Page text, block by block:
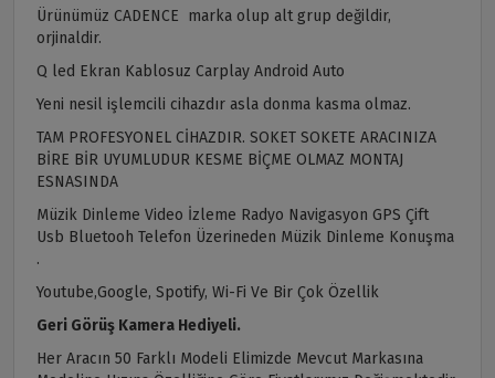
Ürünümüz CADENCE marka olup alt grup değildir,
orjinaldir.
Q led Ekran Kablosuz Carplay Android Auto
Yeni nesil işlemcili cihazdır asla donma kasma olmaz.
TAM PROFESYONEL CİHAZDIR. SOKET SOKETE ARACINIZA
BİRE BİR UYUMLUDUR KESME BİÇME OLMAZ MONTAJ
ESNASINDA
Müzik Dinleme Video İzleme Radyo Navigasyon GPS Çift
Usb Bluetooh Telefon Üzerineden Müzik Dinleme Konuşma
.
Youtube,Google, Spotify, Wi-Fi Ve Bir Çok Özellik
Geri Görüş Kamera Hediyeli.
Her Aracın 50 Farklı Modeli Elimizde Mevcut Markasına